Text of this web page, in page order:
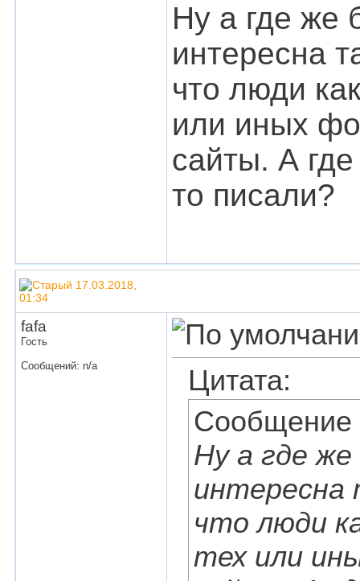
Ну а где же
интересна
что люди
или иных
сайты. А
то писали?
17.03.2018,
01:34
fafa
Гость
Сообщений: n/a
Цитата:
Сообщение
Ну а где
интересна
что люди
тех или